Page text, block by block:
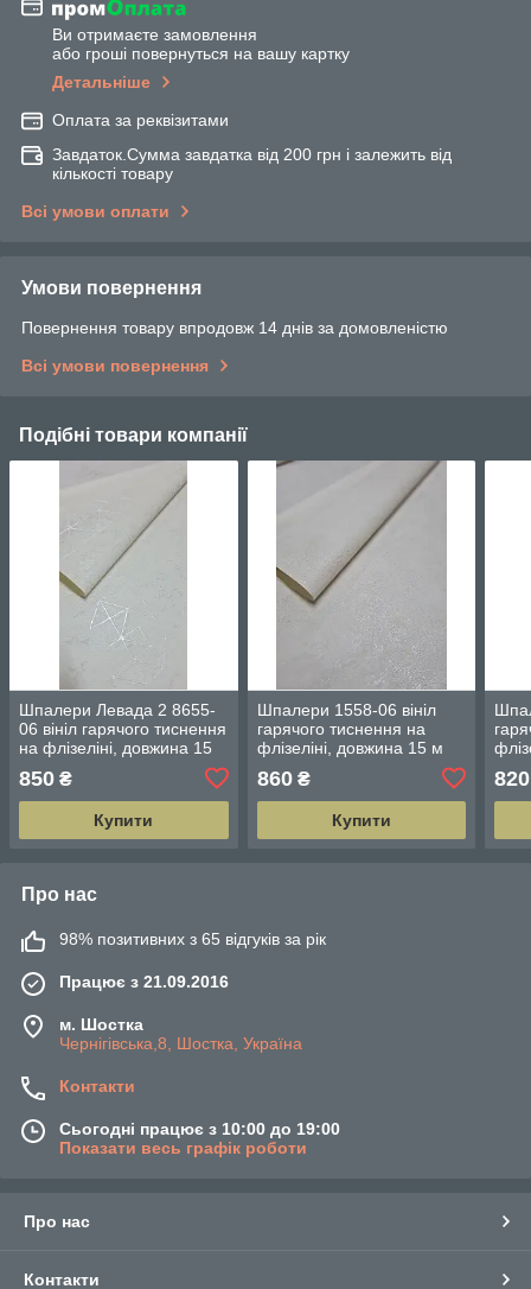
Ви отримаєте замовлення
або гроші повернуться на вашу картку
Детальніше
Оплата за реквізитами
Завдаток.Сумма завдатка від 200 грн і залежить від
кількості товару
Всі умови оплати
Умови повернення
Повернення товару впродовж 14 днів за домовленістю
Всі умови повернення
Подібні товари компанії
Шпалери Левада 2 8655-
06 вініл гарячого тиснення
на флізеліні, довжина 15
м ширина 1.06 м = 5 смуг
по 3 м кожна
850 ₴
Купити
Шпалери 1558-06 вініл
гарячого тиснення на
флізеліні, довжина 15 м
ширина 1.06 м = 5 смуг по
3 м кожна
860₴
Купити
3 м
820
Про нас
98% позитивних з 65 відгуків за рік
Працює з 21.09.2016
м. Шостка
Чернігівська,8, Шостка, Україна
Контакти
Сьогодні працює з 10:00 до 19:00
Показати весь графік роботи
Про нас
Контакти